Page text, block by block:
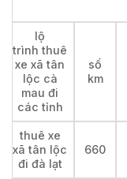
lộ
trình thuê
xe xã tân
lộc cà
mau đi
các tỉnh
số
km
thuê xe
xã tân lộc
đi đà lạt
660